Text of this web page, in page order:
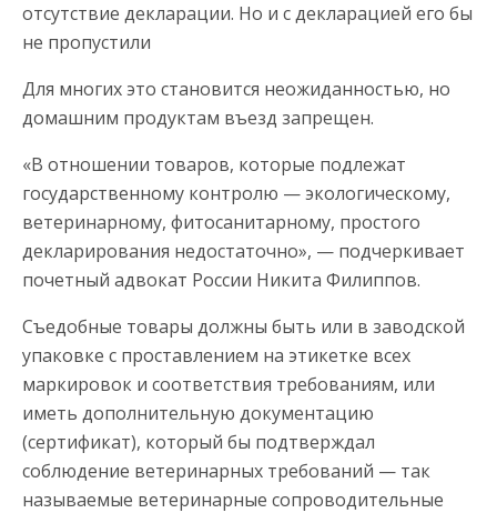
отсутствие декларации. Но и с декларацией его бы
не пропустили
Для многих это становится неожиданностью, но
домашним продуктам въезд запрещен.
«В отношении товаров, которые подлежат
государственному контролю — экологическому,
ветеринарному, фитосанитарному, простого
декларирования недостаточно», — подчеркивает
почетный адвокат России Никита Филиппов.
Съедобные товары должны быть или в заводской
упаковке с проставлением на этикетке всех
маркировок и соответствия требованиям, или
иметь дополнительную документацию
(сертификат), который бы подтверждал
соблюдение ветеринарных требований — так
называемые ветеринарные сопроводительные